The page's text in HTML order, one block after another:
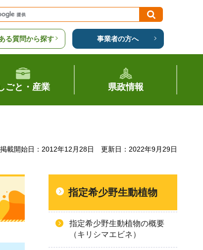
る質問から探す 事業者の方へ
ごと・産業 県政情報
掲載開始日：2012年12月28日 更新日：2022年9月29日
指定希少野生動植物
指定希少野生動植物の概要
（キリシマエビネ）